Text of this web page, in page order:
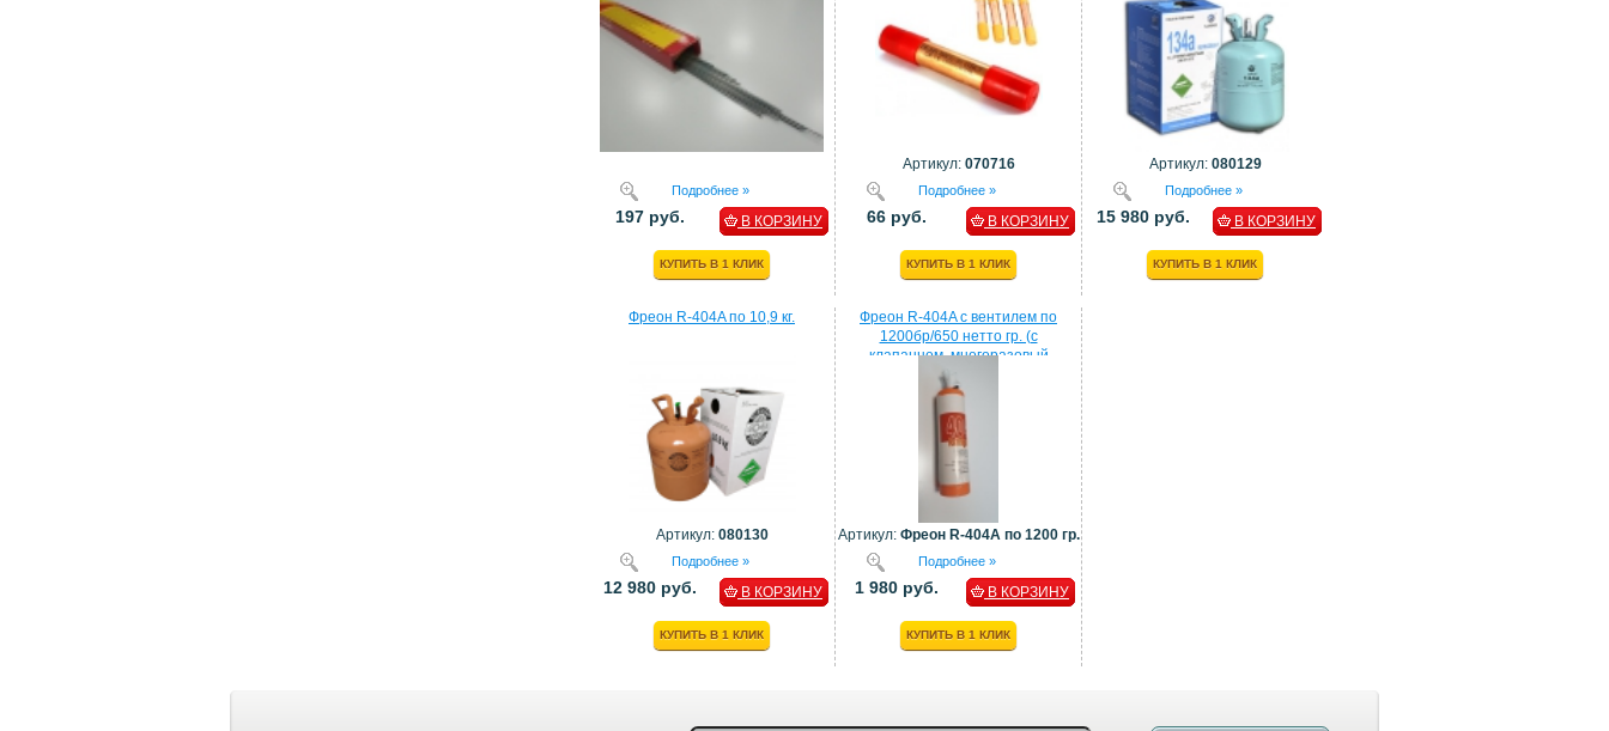
Подробнее »
197 руб. В КОРЗИНУ
КУПИТЬ В 1 КЛИК
Артикул: 070716
Подробнее »
66 руб. В КОРЗИНУ
КУПИТЬ В 1 КЛИК
Артикул: 080129
Подробнее »
15 980 руб. В КОРЗИНУ
КУПИТЬ В 1 КЛИК
Фреон R-404A по 10,9 кг.
Артикул: 080130
Подробнее »
12 980 руб. В КОРЗИНУ
КУПИТЬ В 1 КЛИК
Фреон R-404A с вентилем по
1200бр/650 нетто гр. (с
клапанном, многоразовый
балон)
Артикул: Фреон R-404A по 1200 гр.
Подробнее »
1 980 руб. В КОРЗИНУ
КУПИТЬ В 1 КЛИК